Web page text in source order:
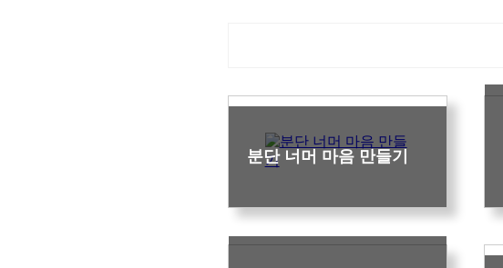
분단 너머 마음 만들기